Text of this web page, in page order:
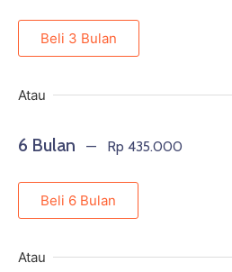
Beli 3 Bulan
Atau
6 Bulan — Rp 435.000
Beli 6 Bulan
Atau